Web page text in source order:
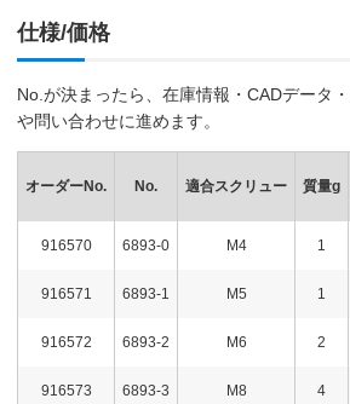
仕様/価格
No.が決まったら、在庫情報・CADデータ
や問い合わせに進めます。
オーダーNo. No. 適合スクリュー 質量g
916570 6893-0 M4 1
916571 6893-1 M5 1
916572 6893-2 M6 2
916573 6893-3 M8 4